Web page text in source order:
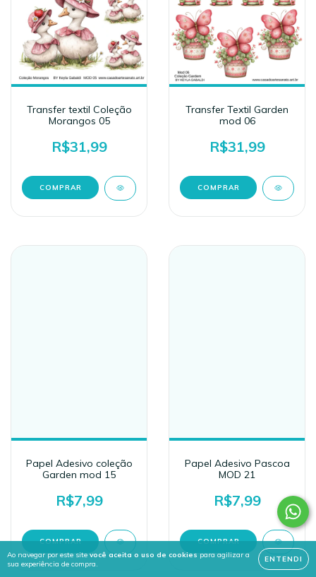
Ao navegar por este sitevocê aceita o uso de cookiespara agilizar a
sua experiência de compra.
ENTENDI
Transfer textil Coleção
Morangos 05
R$31,99
Transfer Textil Garden
mod 06
R$31,99
Papel Adesivo coleção
Garden mod 15
R$7,99
Papel Adesivo Pascoa
MOD 21
R$7,99